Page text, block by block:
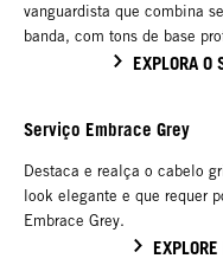
vanguardista que combina
banda, com tons de base
EXPLORA O
Serviço Embrace Grey
Destaca e realça o cabelo
look elegante e que requer
Embrace Grey.